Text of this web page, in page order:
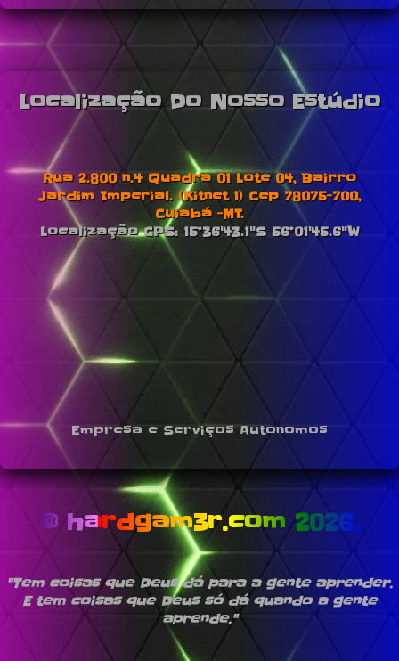
Localização Do Nosso Estúdio
Rua 2.800 n.4 Quadra 01 Lote 04, Bairro
Jardim Imperial. (Kitnet 1) Cep 78075-700,
Cuiabá -MT.
Localização GPS: 15°36'43.1"S 56°01'45.6"W
Empresa e Serviços Autonomos
© hardgam3r.com 2026.
"Tem coisas que Deus dá para a gente aprender.
E tem coisas que Deus só dá quando a gente
aprende."